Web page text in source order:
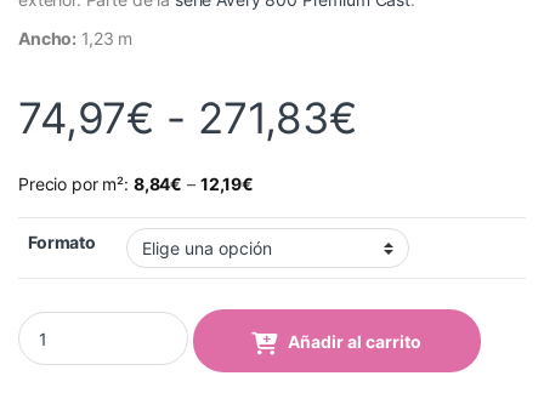
Ancho: 1,23 m
74,97€ - 271,83€
Precio por m²: 8,84€ – 12,19€
Formato
Vinilo Avery 800 Gris Medio (825 Medium Grey) quantity
Añadir al carrito